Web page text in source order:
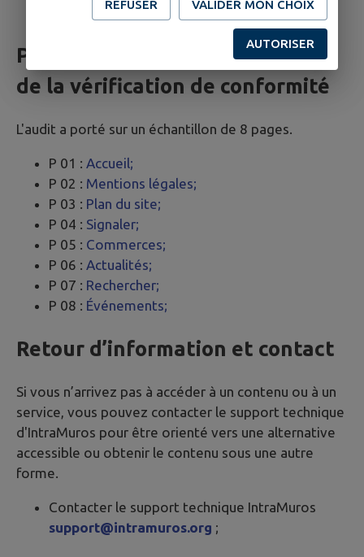
Pages du site ayant fait l’objet
de la vérification de conformité
L'audit a porté sur un échantillon de 8 pages.
P 01 : Accueil;
P 02 : Mentions légales;
P 03 : Plan du site;
P 04 : Signaler;
P 05 : Commerces;
P 06 : Actualités;
P 07 : Rechercher;
P 08 : Événements;
Retour d’information et contact
Si vous n’arrivez pas à accéder à un contenu ou à un
service, vous pouvez contacter le support technique
d'IntraMuros pour être orienté vers une alternative
accessible ou obtenir le contenu sous une autre
forme.
Contacter le support technique IntraMuros
support@intramuros.org ;
REFUSER VALIDER MON CHOIX
AUTORISER